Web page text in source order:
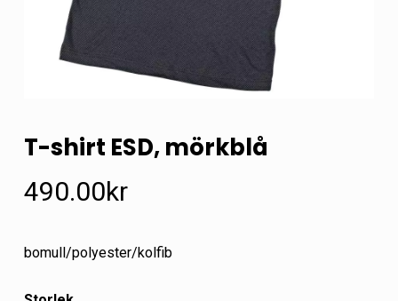
T-shirt ESD, mörkblå
490.00kr
bomull/polyester/kolfib